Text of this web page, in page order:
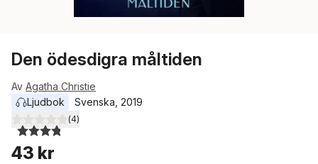
Den ödesdigra måltiden
Av Agatha Christie
Ljudbok
Svenska 2019
3,8utav 5 stjärnor. Totalt antal röster:
(4)
43 kr